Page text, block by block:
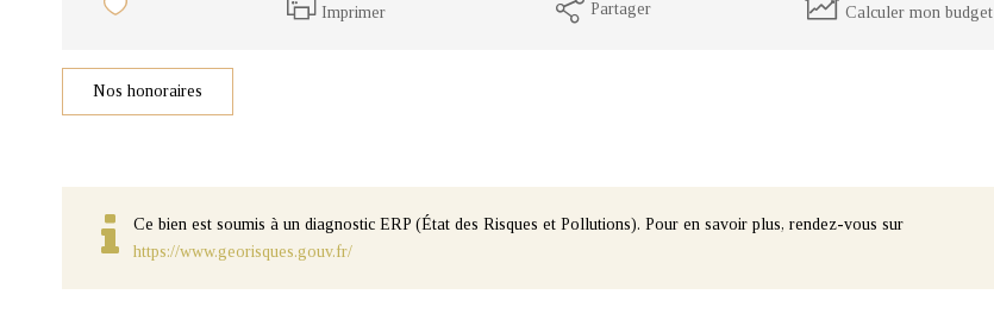
Imprimer Partager Calculer mon budget
Nos honoraires
Ce bien est soumis à un diagnostic ERP (État des Risques et Pollutions). Pour en savoir plus, rendez-vous sur
https://www.georisques.gouv.fr/